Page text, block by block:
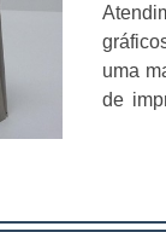
uma
de